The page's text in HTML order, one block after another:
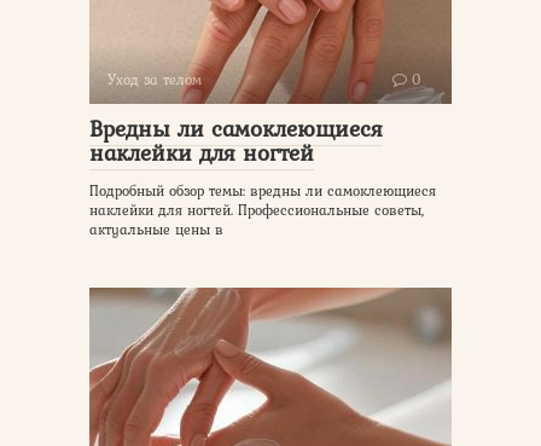
Уход за телом 0
Вредны ли самоклеющиеся
наклейки для ногтей
Подробный обзор темы: вредны ли самоклеющиеся
наклейки для ногтей. Профессиональные советы,
актуальные цены в